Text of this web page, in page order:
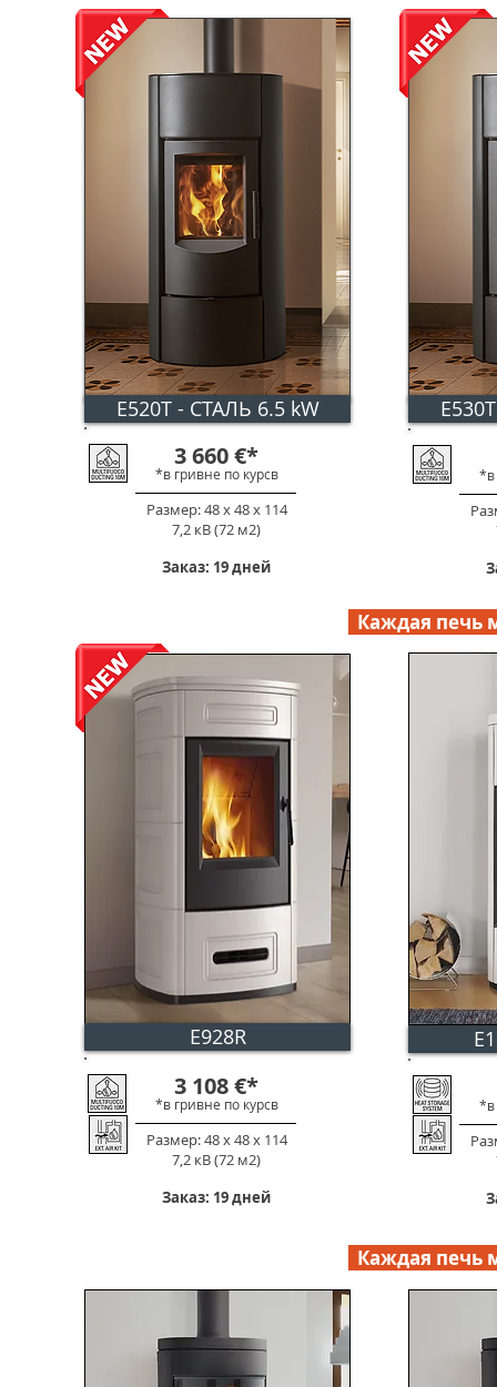
3 660€*
*в гривне по курсв
Размер: 48 х 48 х 114
7,2 кВ (72 м2)
Заказ: 19 дней
E520T - СТАЛЬ 6.5 kW
*в
Каждая печь
3 108€*
*в гривне по курсв
Размер: 48 х 48 х 114
7,2 кВ (72 м2)
Заказ: 19 дней
E928R
*в
Каждая печь